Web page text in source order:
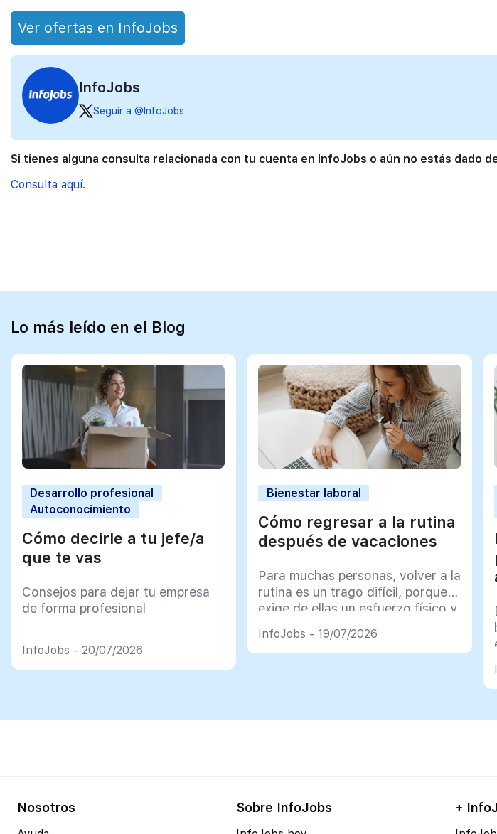
Ver ofertas en InfoJobs
InfoJobs
Seguir a @InfoJobs
Si tienes alguna consulta relacionada con tu cuenta en InfoJobs o aún no estás dado
Consulta aquí.
Lo más leído en el Blog
Desarrollo profesional
Autoconocimiento
Cómo decirle a tu jefe/a
que te vas
Consejos para dejar tu empresa
de forma profesional
InfoJobs - 20/07/2026
Bienestar laboral
Cómo regresar a la rutina
después de vacaciones
Para muchas personas, volver a la
rutina es un trago difícil, porque
exige de ellas un esfuerzo físico y
InfoJobs - 19/07/2026
Nosotros Sobre InfoJobs +